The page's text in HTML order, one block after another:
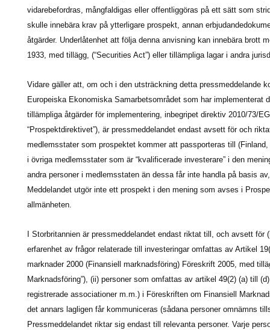
vidarebefordras, mångfaldigas eller offentliggöras på ett sätt som
skulle innebära krav på ytterligare prospekt, annan
åtgärder. Underlåtenhet att följa denna anvisning kan innebära brott
1933, med tillägg, (“Securities Act”) eller tillämpliga lagar i andra
Vidare gäller att, om och i den utsträckning detta pressmeddelande
Europeiska Ekonomiska Samarbetsområdet som har implementerat
tillämpliga åtgärder för implementering, inbegripet direktiv 2010/73/
“Prospektdirektivet”), är pressmeddelandet endast avsett för och
medlemsstater som prospektet kommer att passporteras till
i övriga medlemsstater som är “kvalificerade investerare” i den
andra personer i medlemsstaten än dessa får inte handla på basis
Meddelandet utgör inte ett prospekt i den mening som avses i
allmänheten.
I Storbritannien är pressmeddelandet endast riktat till, och avsett för
erfarenhet av frågor relaterade till investeringar omfattas av Artikel
marknader 2000 (Finansiell marknadsföring) Föreskrift 2005, med
Marknadsföring”), (ii) personer som omfattas av artikel 49(2) (a) till
registrerade associationer m.m.) i Föreskriften om Finansiell
det annars lagligen får kommuniceras (sådana personer omnämns
Pressmeddelandet riktar sig endast till relevanta personer. Varje